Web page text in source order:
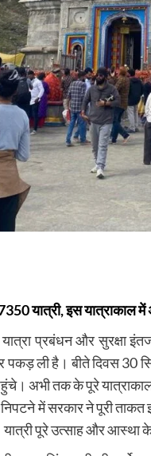
यात्री, इस यात्राकाल
प्रबंधन और सुरक्षा
पकड़ ली है। बीते दिवस 30
अभी तक के पूरे
में सरकार ने पूरी ताकत
यात्री पूरे उत्साह और आस्था